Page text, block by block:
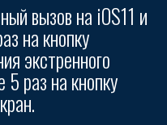
вызов на iOS11 и
на кнопку
экстренного
раз на кнопку